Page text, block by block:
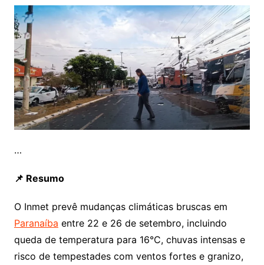
…
📌 Resumo
O Inmet prevê mudanças climáticas bruscas em
Paranaíba entre 22 e 26 de setembro, incluindo
queda de temperatura para 16°C, chuvas intensas e
risco de tempestades com ventos fortes e granizo,